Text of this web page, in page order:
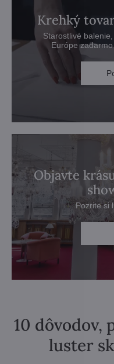
Krehký
Starostlivé
Európe
Objavte
Pozrite si
10 dôvodov,
luster